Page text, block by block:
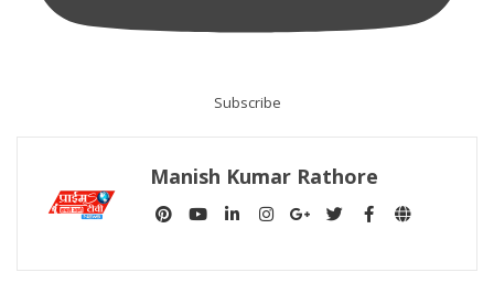
Subscribe
Manish Kumar Rathore